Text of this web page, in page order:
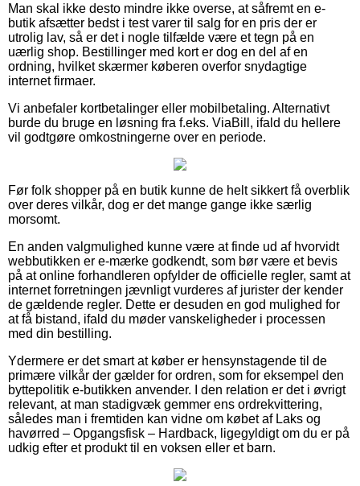
Man skal ikke desto mindre ikke overse, at såfremt en e-
butik afsætter bedst i test varer til salg for en pris der er
utrolig lav, så er det i nogle tilfælde være et tegn på en
uærlig shop. Bestillinger med kort er dog en del af en
ordning, hvilket skærmer køberen overfor snydagtige
internet firmaer.
Vi anbefaler kortbetalinger eller mobilbetaling. Alternativt
burde du bruge en løsning fra f.eks. ViaBill, ifald du hellere
vil godtgøre omkostningerne over en periode.
Før folk shopper på en butik kunne de helt sikkert få overblik
over deres vilkår, dog er det mange gange ikke særlig
morsomt.
En anden valgmulighed kunne være at finde ud af hvorvidt
webbutikken er e-mærke godkendt, som bør være et bevis
på at online forhandleren opfylder de officielle regler, samt at
internet forretningen jævnligt vurderes af jurister der kender
de gældende regler. Dette er desuden en god mulighed for
at få bistand, ifald du møder vanskeligheder i processen
med din bestilling.
Ydermere er det smart at køber er hensynstagende til de
primære vilkår der gælder for ordren, som for eksempel den
byttepolitik e-butikken anvender. I den relation er det i øvrigt
relevant, at man stadigvæk gemmer ens ordrekvittering,
således man i fremtiden kan vidne om købet af Laks og
havørred – Opgangsfisk – Hardback, ligegyldigt om du er på
udkig efter et produkt til en voksen eller et barn.